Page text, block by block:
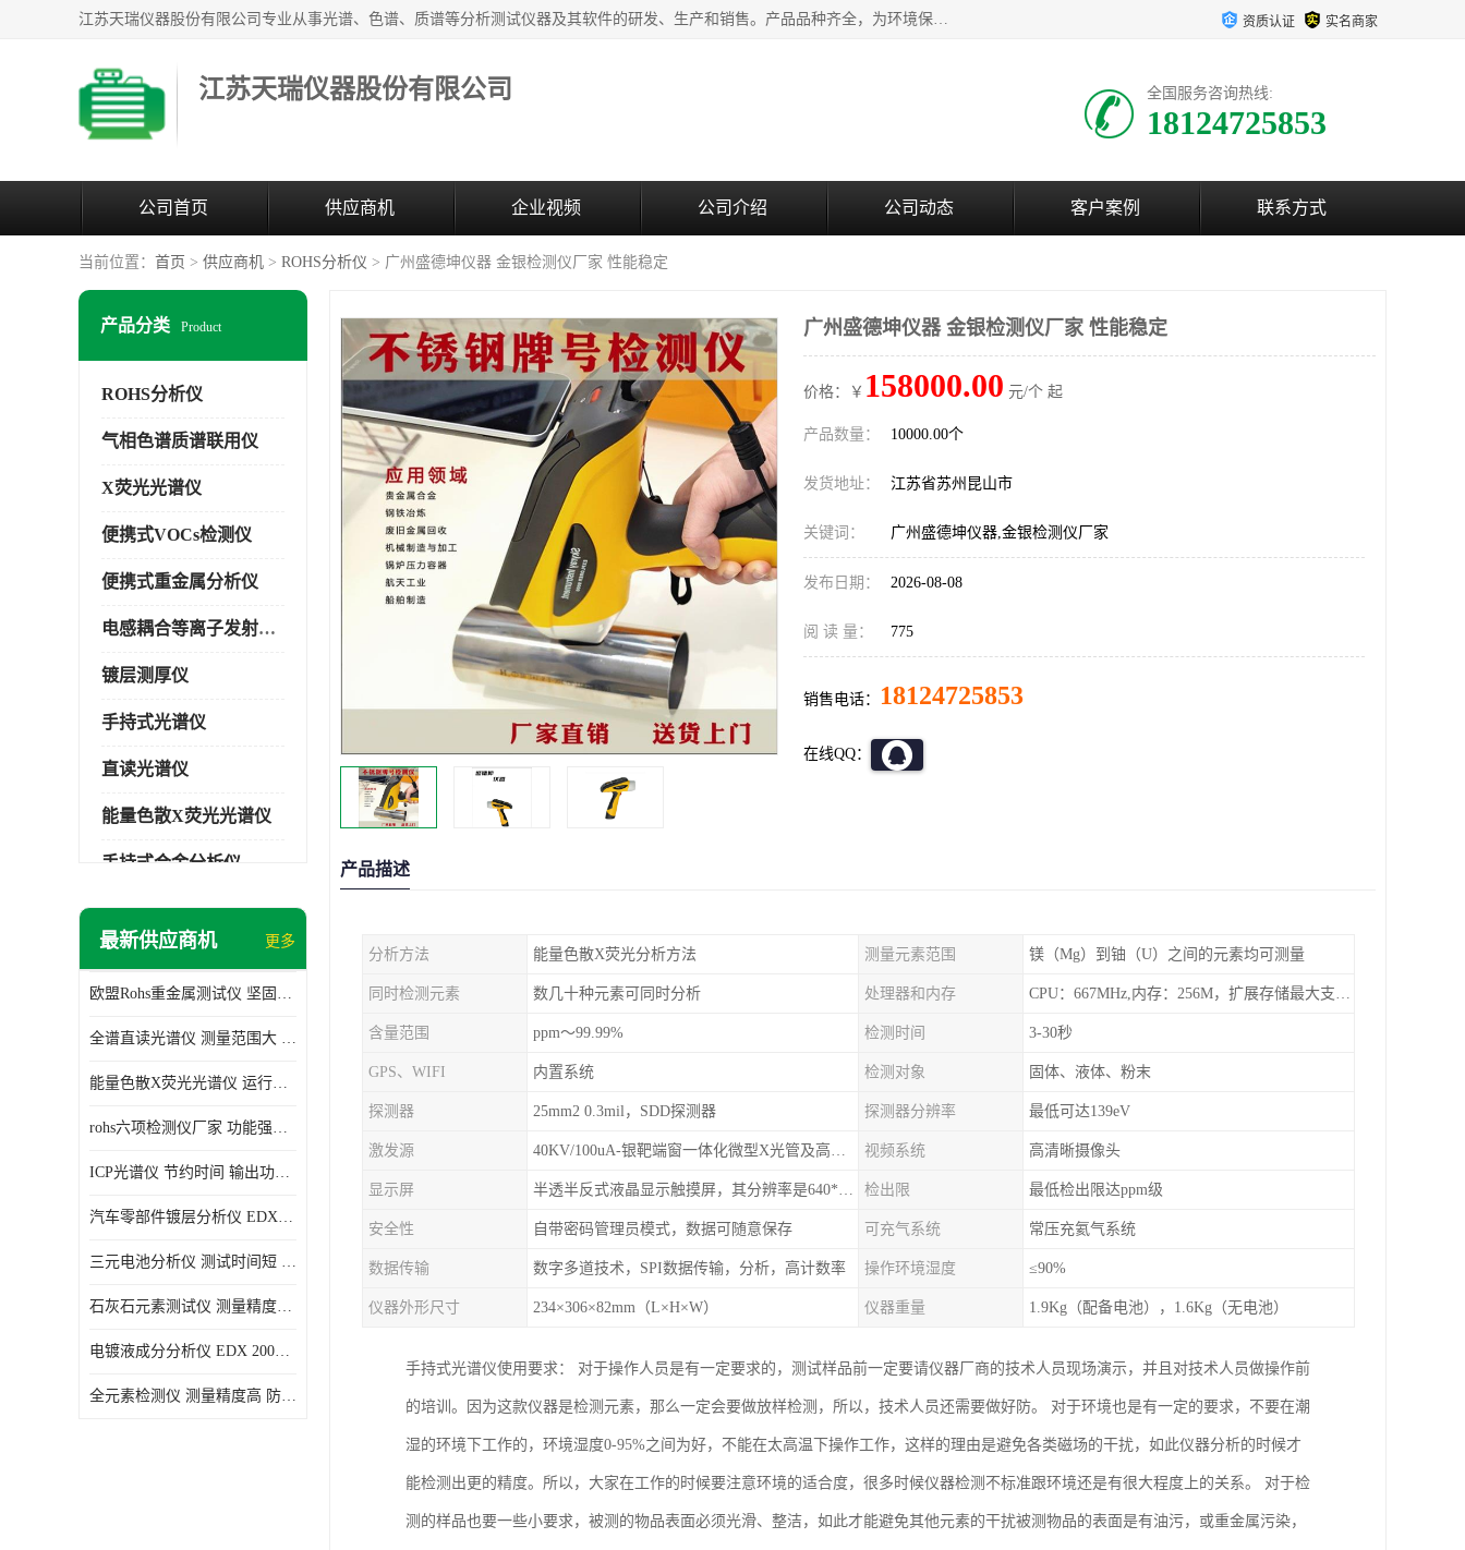
江苏天瑞仪器股份有限公司专业从事光谱、色谱、质谱等分析测试仪器及其软件的研发、生产和销售。产品品种齐全，为环境保护与安全、工业测试与分析及其它领域提供专业解决方案。 为客户提供更加先进的产品和更加满意的服务。 资质认证 实名商家
江苏天瑞仪器股份有限公司 全国服务咨询热线:
18124725853
公司首页 供应商机 企业视频 公司介绍 公司动态 客户案例 联系方式
当前位置： 首页 > 供应商机 > ROHS分析仪 > 广州盛德坤仪器 金银检测仪厂家 性能稳定
产品分类 Product
ROHS分析仪
气相色谱质谱联用仪
X荧光光谱仪
便携式VOCs检测仪
便携式重金属分析仪
电感耦合等离子发射光谱仪
镀层测厚仪
手持式光谱仪
直读光谱仪
能量色散X荧光光谱仪
手持式合金分析仪
手持式矿石分析仪
光电直读光谱仪
便携式水质重金属检测仪
最新供应商机 更多
欧盟Rohs重金属测试仪 坚固耐用 测试结果清晰显示
全谱直读光谱仪 测量范围大 抗干扰性能好
能量色散X荧光光谱仪 运行稳定性高 方便样品的测量
rohs六项检测仪厂家 功能强大 可直接分析
ICP光谱仪 节约时间 输出功率稳定
汽车零部件镀层分析仪 EDX600PLUS 自动谱线识别
三元电池分析仪 测试时间短 体积小 方便便携
石灰石元素测试仪 测量精度高 测量方便 快捷
电镀液成分分析仪 EDX 2000A 测量 穿透力强
全元素检测仪 测量精度高 防尘 防水性能好
广州盛德坤仪器 金银检测仪厂家 性能稳定
价格：￥ 158000.00 元/个 起
产品数量： 10000.00个
发货地址： 江苏省苏州昆山市
关键词： 广州盛德坤仪器,金银检测仪厂家
发布日期： 2026-08-08
阅 读 量： 775
销售电话： 18124725853
在线QQ：
产品描述
分析方法 能量色散X荧光分析方法 测量元素范围 镁（Mg）到铀（U）之间的元素均可测量
同时检测元素 数几十种元素可同时分析 处理器和内存 CPU：667MHz,内存：256M，扩展存储最大支持32G，标配2G，可以海量存储数据
含量范围 ppm～99.99% 检测时间 3-30秒
GPS、WIFI 内置系统 检测对象 固体、液体、粉末
探测器 25mm2 0.3mil，SDD探测器 探测器分辨率 最低可达139eV
激发源 40KV/100uA-银靶端窗一体化微型X光管及高压电源 视频系统 高清晰摄像头
显示屏 半透半反式液晶显示触摸屏，其分辨率是640*480 检出限 最低检出限达ppm级
安全性 自带密码管理员模式，数据可随意保存 可充气系统 常压充氦气系统
数据传输 数字多道技术，SPI数据传输，分析，高计数率 操作环境湿度 ≤90%
仪器外形尺寸 234×306×82mm（L×H×W） 仪器重量 1.9Kg（配备电池），1.6Kg（无电池）
手持式光谱仪使用要求： 对于操作人员是有一定要求的，测试样品前一定要请仪器厂商的技术人员现场演示，并且对技术人员做操作前
的培训。因为这款仪器是检测元素，那么一定会要做放样检测，所以，技术人员还需要做好防。 对于环境也是有一定的要求，不要在潮
湿的环境下工作的，环境湿度0-95%之间为好，不能在太高温下操作工作，这样的理由是避免各类磁场的干扰，如此仪器分析的时候才
能检测出更的精度。所以，大家在工作的时候要注意环境的适合度，很多时候仪器检测不标准跟环境还是有很大程度上的关系。 对于检
测的样品也要一些小要求，被测的物品表面必须光滑、整洁，如此才能避免其他元素的干扰被测物品的表面是有油污，或重金属污染，